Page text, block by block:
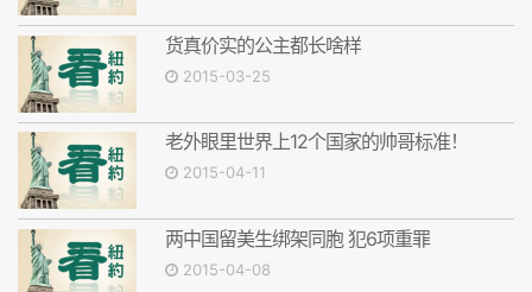
货真价实的公主都长啥样
2015-03-25
老外眼里世界上12个国家的帅哥标准！
2015-04-11
两中国留美生绑架同胞 犯6项重罪
2015-04-08